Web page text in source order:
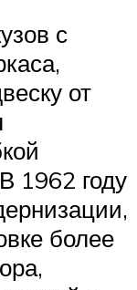
с
от
1962 году
более